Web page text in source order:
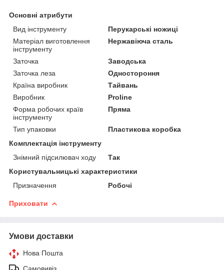
Основні атрибути
Вид інструменту
Перукарські ножиці
Матеріал виготовлення
інструменту
Нержавіюча сталь
Заточка
Заводська
Заточка леза
Одностороння
Країна виробник
Тайвань
Виробник
Proline
Форма робочих країв
інструменту
Пряма
Тип упаковки
Пластикова коробка
Комплектація інструменту
Знімний підсилювач ходу
Так
Користувальницькі характеристики
Призначення
Робочі
Приховати
Умови доставки
Нова Пошта
Самовивіз